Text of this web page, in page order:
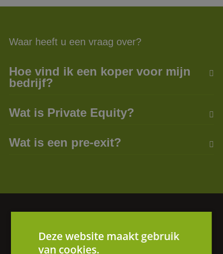
Waar heeft u een vraag over?
Hoe vind ik een koper voor mijn
bedrijf?
Wat is Private Equity?
Wat is een pre-exit?
We helpen je graag verder.
Deze website maakt gebruik
van cookies.